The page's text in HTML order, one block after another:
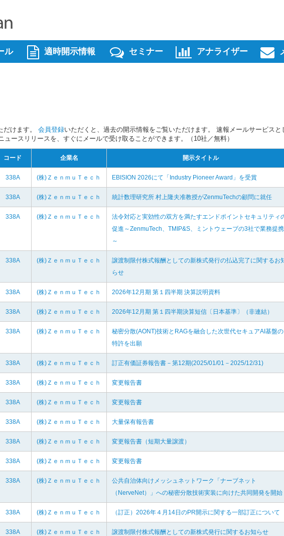
ル 適時開示情報 セミナー アナライザー
だけます。 会員登録いただくと、過去の開示情報をご覧いただけます。 速報メールサービスと
ュースリリースを、すぐにメールで受け取ることができます。（10社／無料）
コード 企業名 開示タイトル
338A (株)ＺｅｎｍｕＴｅｃｈ EBISION 2026にて「Industry Pioneer Award」を受賞
338A (株)ＺｅｎｍｕＴｅｃｈ 統計数理研究所 村上隆夫准教授がZenmuTechの顧問に就任
338A (株)ＺｅｎｍｕＴｅｃｈ
法令対応と実効性の双方を満たすエンドポイントセキュリティ
促進～ZenmuTech、TMIP&S、ミントウェーブの3社で業務提携
～
338A (株)ＺｅｎｍｕＴｅｃｈ
譲渡制限付株式報酬としての新株式発行の払込完了に関するお
らせ
338A (株)ＺｅｎｍｕＴｅｃｈ 2026年12月期 第１四半期 決算説明資料
338A (株)ＺｅｎｍｕＴｅｃｈ 2026年12月期 第１四半期決算短信〔日本基準〕（非連結）
338A (株)ＺｅｎｍｕＴｅｃｈ
秘密分散(AONT)技術とRAGを融合した次世代セキュアAI基盤の
特許を出願
338A (株)ＺｅｎｍｕＴｅｃｈ 訂正有価証券報告書－第12期(2025/01/01－2025/12/31)
338A (株)ＺｅｎｍｕＴｅｃｈ 変更報告書
338A (株)ＺｅｎｍｕＴｅｃｈ 変更報告書
338A (株)ＺｅｎｍｕＴｅｃｈ 大量保有報告書
338A (株)ＺｅｎｍｕＴｅｃｈ 変更報告書（短期大量譲渡）
338A (株)ＺｅｎｍｕＴｅｃｈ 変更報告書
338A (株)ＺｅｎｍｕＴｅｃｈ
公共自治体向けメッシュネットワーク「ナーブネット
（NerveNet）」への秘密分散技術実装に向けた共同開発を開始
338A (株)ＺｅｎｍｕＴｅｃｈ （訂正）2026年４月14日のPR開示に関する一部訂正について
338A (株)ＺｅｎｍｕＴｅｃｈ 譲渡制限付株式報酬としての新株式発行に関するお知らせ